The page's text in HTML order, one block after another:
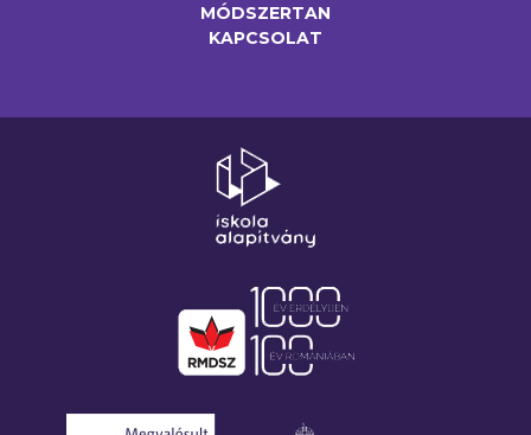
MÓDSZERTAN
KAPCSOLAT